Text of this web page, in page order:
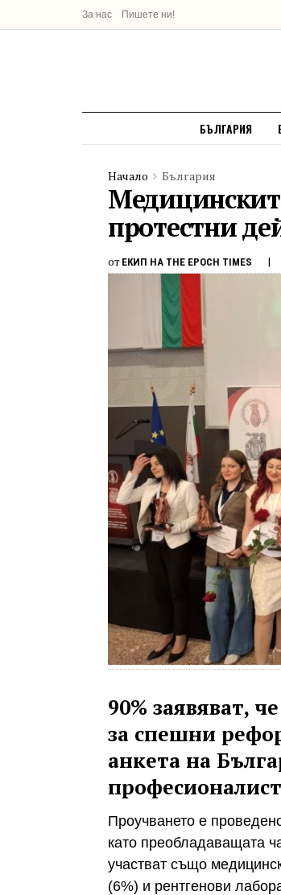
За нас Пишете ни!
БЪЛГАРИЯ
Начало България
протестни
от ЕКИП НА THE EPOCH TIMES
90% заявяват,
за спешни
анкета на
Проучването е
като преобладаващата
участват също
(6%) и рентгенови